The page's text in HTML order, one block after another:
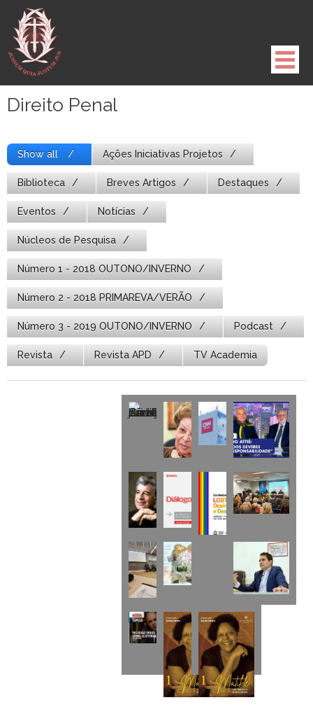
para
conteúdo
Direito Penal
Show all Ações Iniciativas Projetos
Biblioteca Breves Artigos Destaques
Eventos Notícias
Núcleos de Pesquisa
Número 1 - 2018 OUTONO/INVERNO
Número 2 - 2018 PRIMAREVA/VERÃO
Número 3 - 2019 OUTONO/INVERNO Podcast
Revista Revista APD TV Academia